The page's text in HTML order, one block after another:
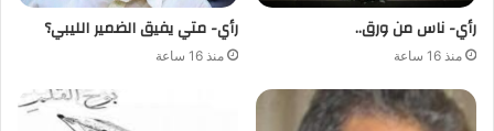
رأي- ناس من ورق..
منذ 16 ساعة
رأي- متي يفيق الضمير الليبي؟
منذ 16 ساعة